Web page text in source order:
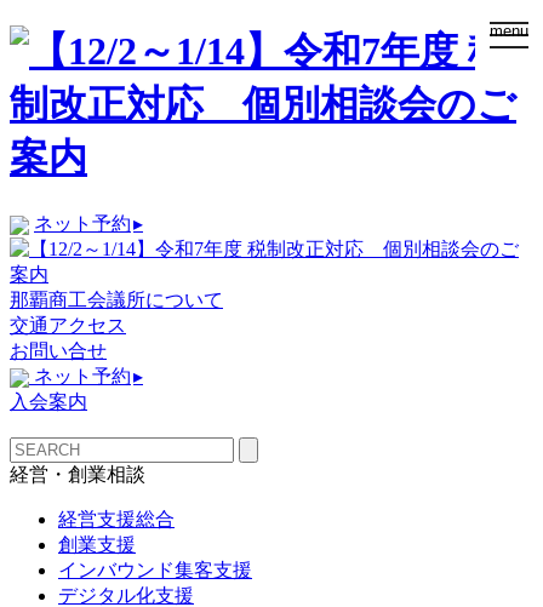
menu
ネット予約▸
那覇商工会議所について
交通アクセス
お問い合せ
ネット予約▸
入会案内
経営・創業相談
経営支援総合
創業支援
インバウンド集客支援
デジタル化支援